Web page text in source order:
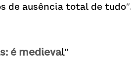
de ausência total de tudo”
é medieval”